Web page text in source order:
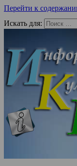
Перейти к
Искать для: